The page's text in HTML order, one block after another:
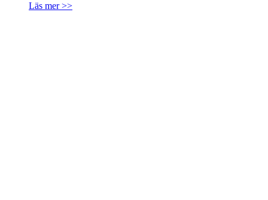
Läs mer >>